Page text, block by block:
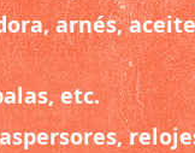
arnés,
etc.